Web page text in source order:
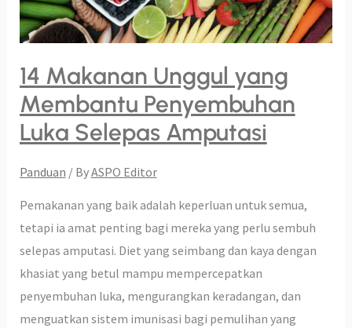
14 Makanan Unggul yang
Membantu Penyembuhan
Luka Selepas Amputasi
Panduan / ByASPO Editor
Pemakanan yang baik adalah keperluan untuk semua,
tetapi ia amat penting bagi mereka yang perlu sembuh
selepas amputasi. Diet yang seimbang dan kaya dengan
khasiat yang betul mampu mempercepatkan
penyembuhan luka, mengurangkan keradangan, dan
menguatkan sistem imunisasi bagi pemulihan yang
Luka
Selepas